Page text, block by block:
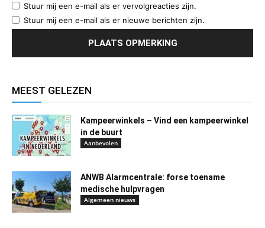
Stuur mij een e-mail als er vervolgreacties zijn.
Stuur mij een e-mail als er nieuwe berichten zijn.
MEEST GELEZEN
Kampeerwinkels – Vind een kampeerwinkel
in de buurt
Aanbevolen
ANWB Alarmcentrale: forse toename
medische hulpvragen
Algemeen nieuws